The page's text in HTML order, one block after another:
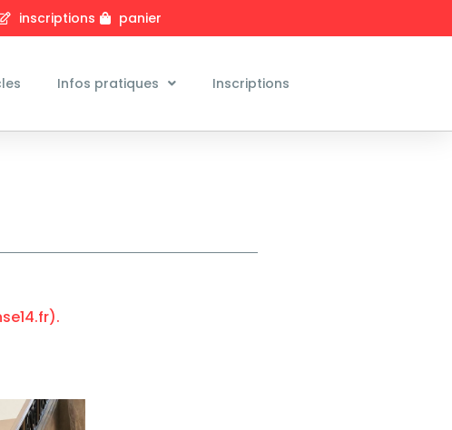
inscriptions panier
Infos pratiques Inscriptions